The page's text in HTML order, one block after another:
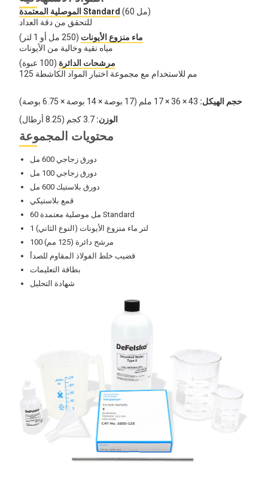
الموصلية المعتمدة Standard
(60 مل)
للتحقق من دقة العداد
ماء منزوع الأيونات (250 مل أو 1 لتر)
مياه نقية وخالية من الأيونات
مرشحات الدائرة (100 عبوة)
125 مم للاستخدام مع مجموعة اختبار المواد الكاشطة
حجم الهيكل:
الوزن:
محتويات المجموعة
دورق زجاجي 600 مل
دورق زجاجي 100 مل
دورق بلاستيك 600 مل
قمع بلاستيكي
60 مل موصلية معتمدة Standard
1 لتر ماء منزوع الأيونات (النوع الثاني)
100 مرشح دائرة (125 مم)
قضيب خلط الفولاذ المقاوم للصدأ
بطاقة التعليمات
شهادة التحليل